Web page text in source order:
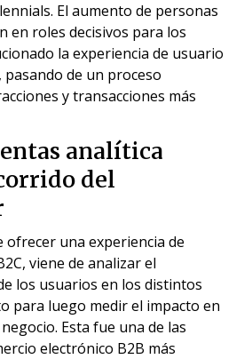
El aumento de personas
en roles decisivos para los
la experiencia de usuario
pasando de un proceso
y transacciones más
analítica
del
ofrecer una experiencia de
viene de analizar el
los usuarios en los distintos
para luego medir el impacto en
Esta fue una de las
electrónico B2B más